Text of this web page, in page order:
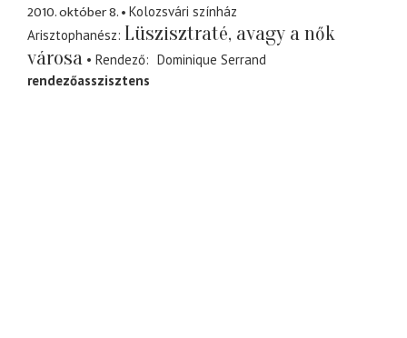
2010. október 8.
Kolozsvári színház
Arisztophanész Lüszisztraté, avagy a nők
városa
Rendező
Dominique Serrand
rendezőasszisztens